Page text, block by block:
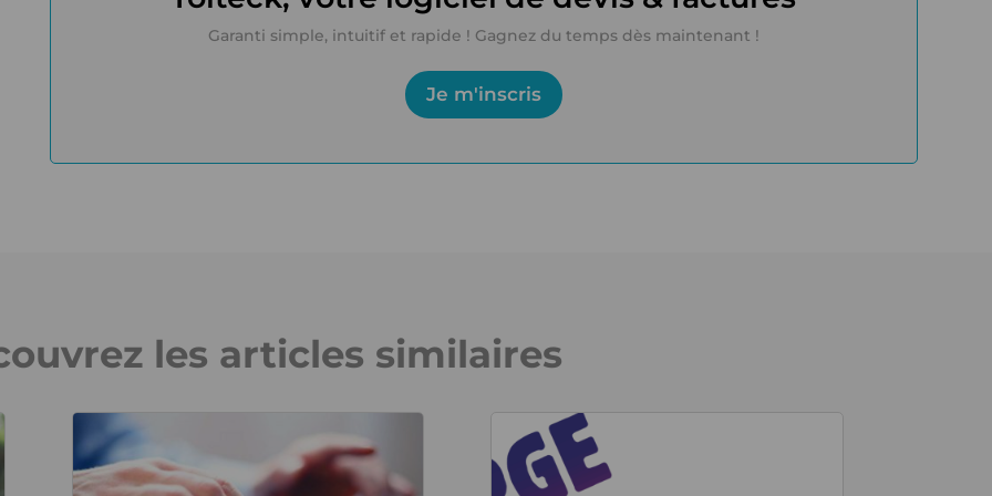
Garanti simple, intuitif et rapide ! Gagnez du temps dès maintenant !
Je m'inscris
les articles similaires